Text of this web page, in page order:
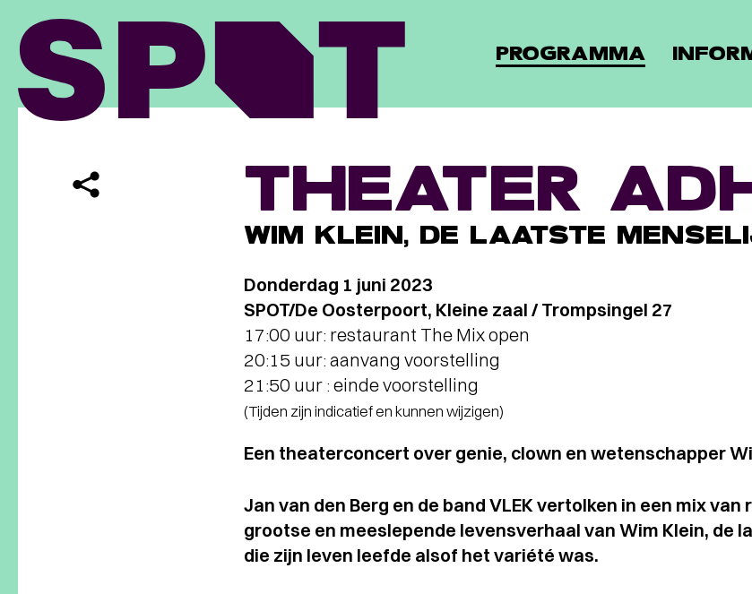
PROGRAMMA
THEATER
WIM KLEIN, DE LAATSTE
Donderdag 1 juni 2023
SPOT/De Oosterpoort, Kleine zaal / Trompsingel 27
17:00 uur: restaurant The Mix open
20:15 uur: aanvang voorstelling
21:50 uur : einde voorstelling
(Tijden zijn indicatief en kunnen wijzigen)
Een theaterconcert over genie, clown en wetenschapper
Jan van den Berg en de band VLEK vertolken in een mix
grootse en meeslepende levensverhaal van Wim Klein, de
die zijn leven leefde alsof het variété was.